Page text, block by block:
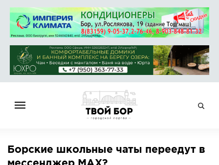
НОВОСТИ
Борские школьные чаты переедут в